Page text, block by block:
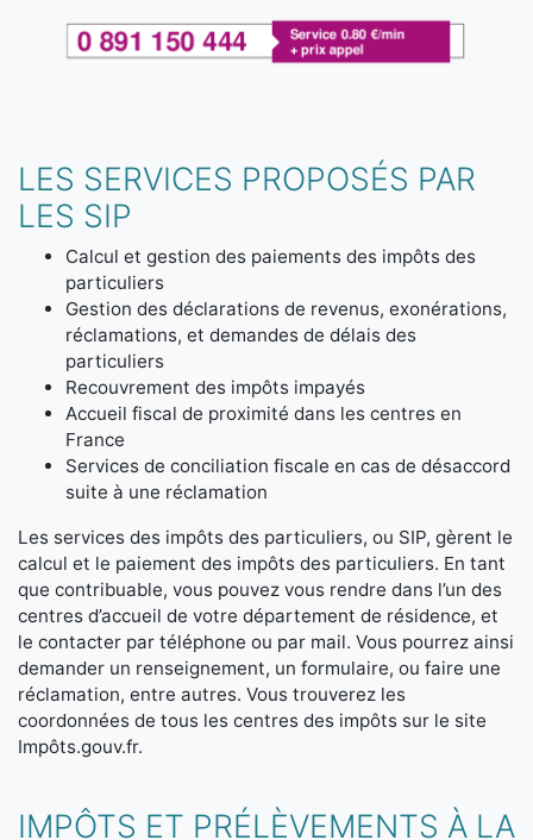
LES SERVICES PROPOSÉS PAR
LES SIP
Calcul et gestion des paiements des impôts des
particuliers
Gestion des déclarations de revenus, exonérations,
réclamations, et demandes de délais des
particuliers
Recouvrement des impôts impayés
Accueil fiscal de proximité dans les centres en
France
Services de conciliation fiscale en cas de désaccord
suite à une réclamation
Les services des impôts des particuliers, ou SIP, gèrent le
calcul et le paiement des impôts des particuliers. En tant
que contribuable, vous pouvez vous rendre dans l’un des
centres d’accueil de votre département de résidence, et
le contacter par téléphone ou par mail. Vous pourrez ainsi
demander un renseignement, un formulaire, ou faire une
réclamation, entre autres. Vous trouverez les
coordonnées de tous les centres des impôts sur le site
Impôts.gouv.fr.
IMPÔTS ET PRÉLÈVEMENTS À LA